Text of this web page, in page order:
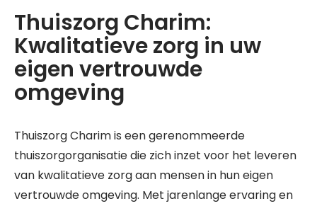
Thuiszorg Charim:
Kwalitatieve zorg in uw
eigen vertrouwde
omgeving
Thuiszorg Charim is een gerenommeerde
thuiszorgorganisatie die zich inzet voor het leveren
van kwalitatieve zorg aan mensen in hun eigen
vertrouwde omgeving. Met jarenlange ervaring en